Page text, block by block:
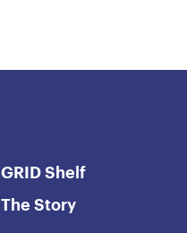
GRID Shelf
The Story